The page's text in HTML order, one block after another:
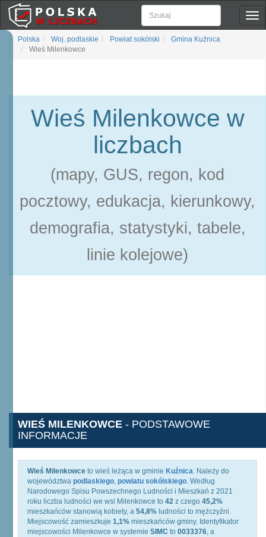
Polska Woj. podlaskie Powiat sokólski
Gmina Kuźnica
Wieś Milenkowce
Wieś Milenkowce w
liczbach
(mapy, GUS, regon, kod
pocztowy, edukacja, kierunkowy,
demografia, statystyki, tabele,
linie kolejowe)
WIEŚ MILENKOWCE - PODSTAWOWE
INFORMACJE
Wieś Milenkowce to wieś leżąca w gminie Kuźnica. Należy do
województwa podlaskiego, powiatu sokólskiego. Według
Narodowego Spisu Powszechnego Ludności i Mieszkań z 2021
roku liczba ludności we wsi Milenkowce to 42 z czego 45,2%
mieszkańców stanowią kobiety, a 54,8% ludności to mężczyźni.
Miejscowość zamieszkuje 1,1% mieszkańców gminy. Identyfikator
miejscowości Milenkowce w systemie SIMC to 0033376, a